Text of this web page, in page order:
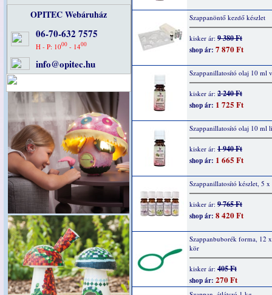
OPITEC Webáruház
06-70-632 7575
H - P: 1000- 1400
info@opitec.hu
Szappanöntő kezdő készlet
kisker ár: 9 380 Ft
shop ár: 7 870 Ft
Szappanillatosító olaj 10 ml
kisker ár: 2 240 Ft
shop ár: 1 725 Ft
Szappanillatosító olaj 10 ml
kisker ár: 1 940 Ft
shop ár: 1 665 Ft
Szappanillatosító készlet, 5
kisker ár: 9 765 Ft
shop ár: 8 420 Ft
Szappanbuborék forma, 12
kör
kisker ár: 405 Ft
shop ár: 270 Ft